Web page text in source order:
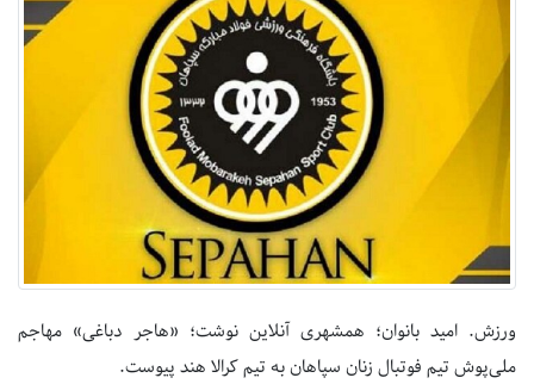
ورزش. امید بانوان؛ همشهری آنلاین نوشت؛ «هاجر دباغی» مهاجم
ملی‌پوش تیم فوتبال زنان سپاهان به تیم کرالا هند پیوست.